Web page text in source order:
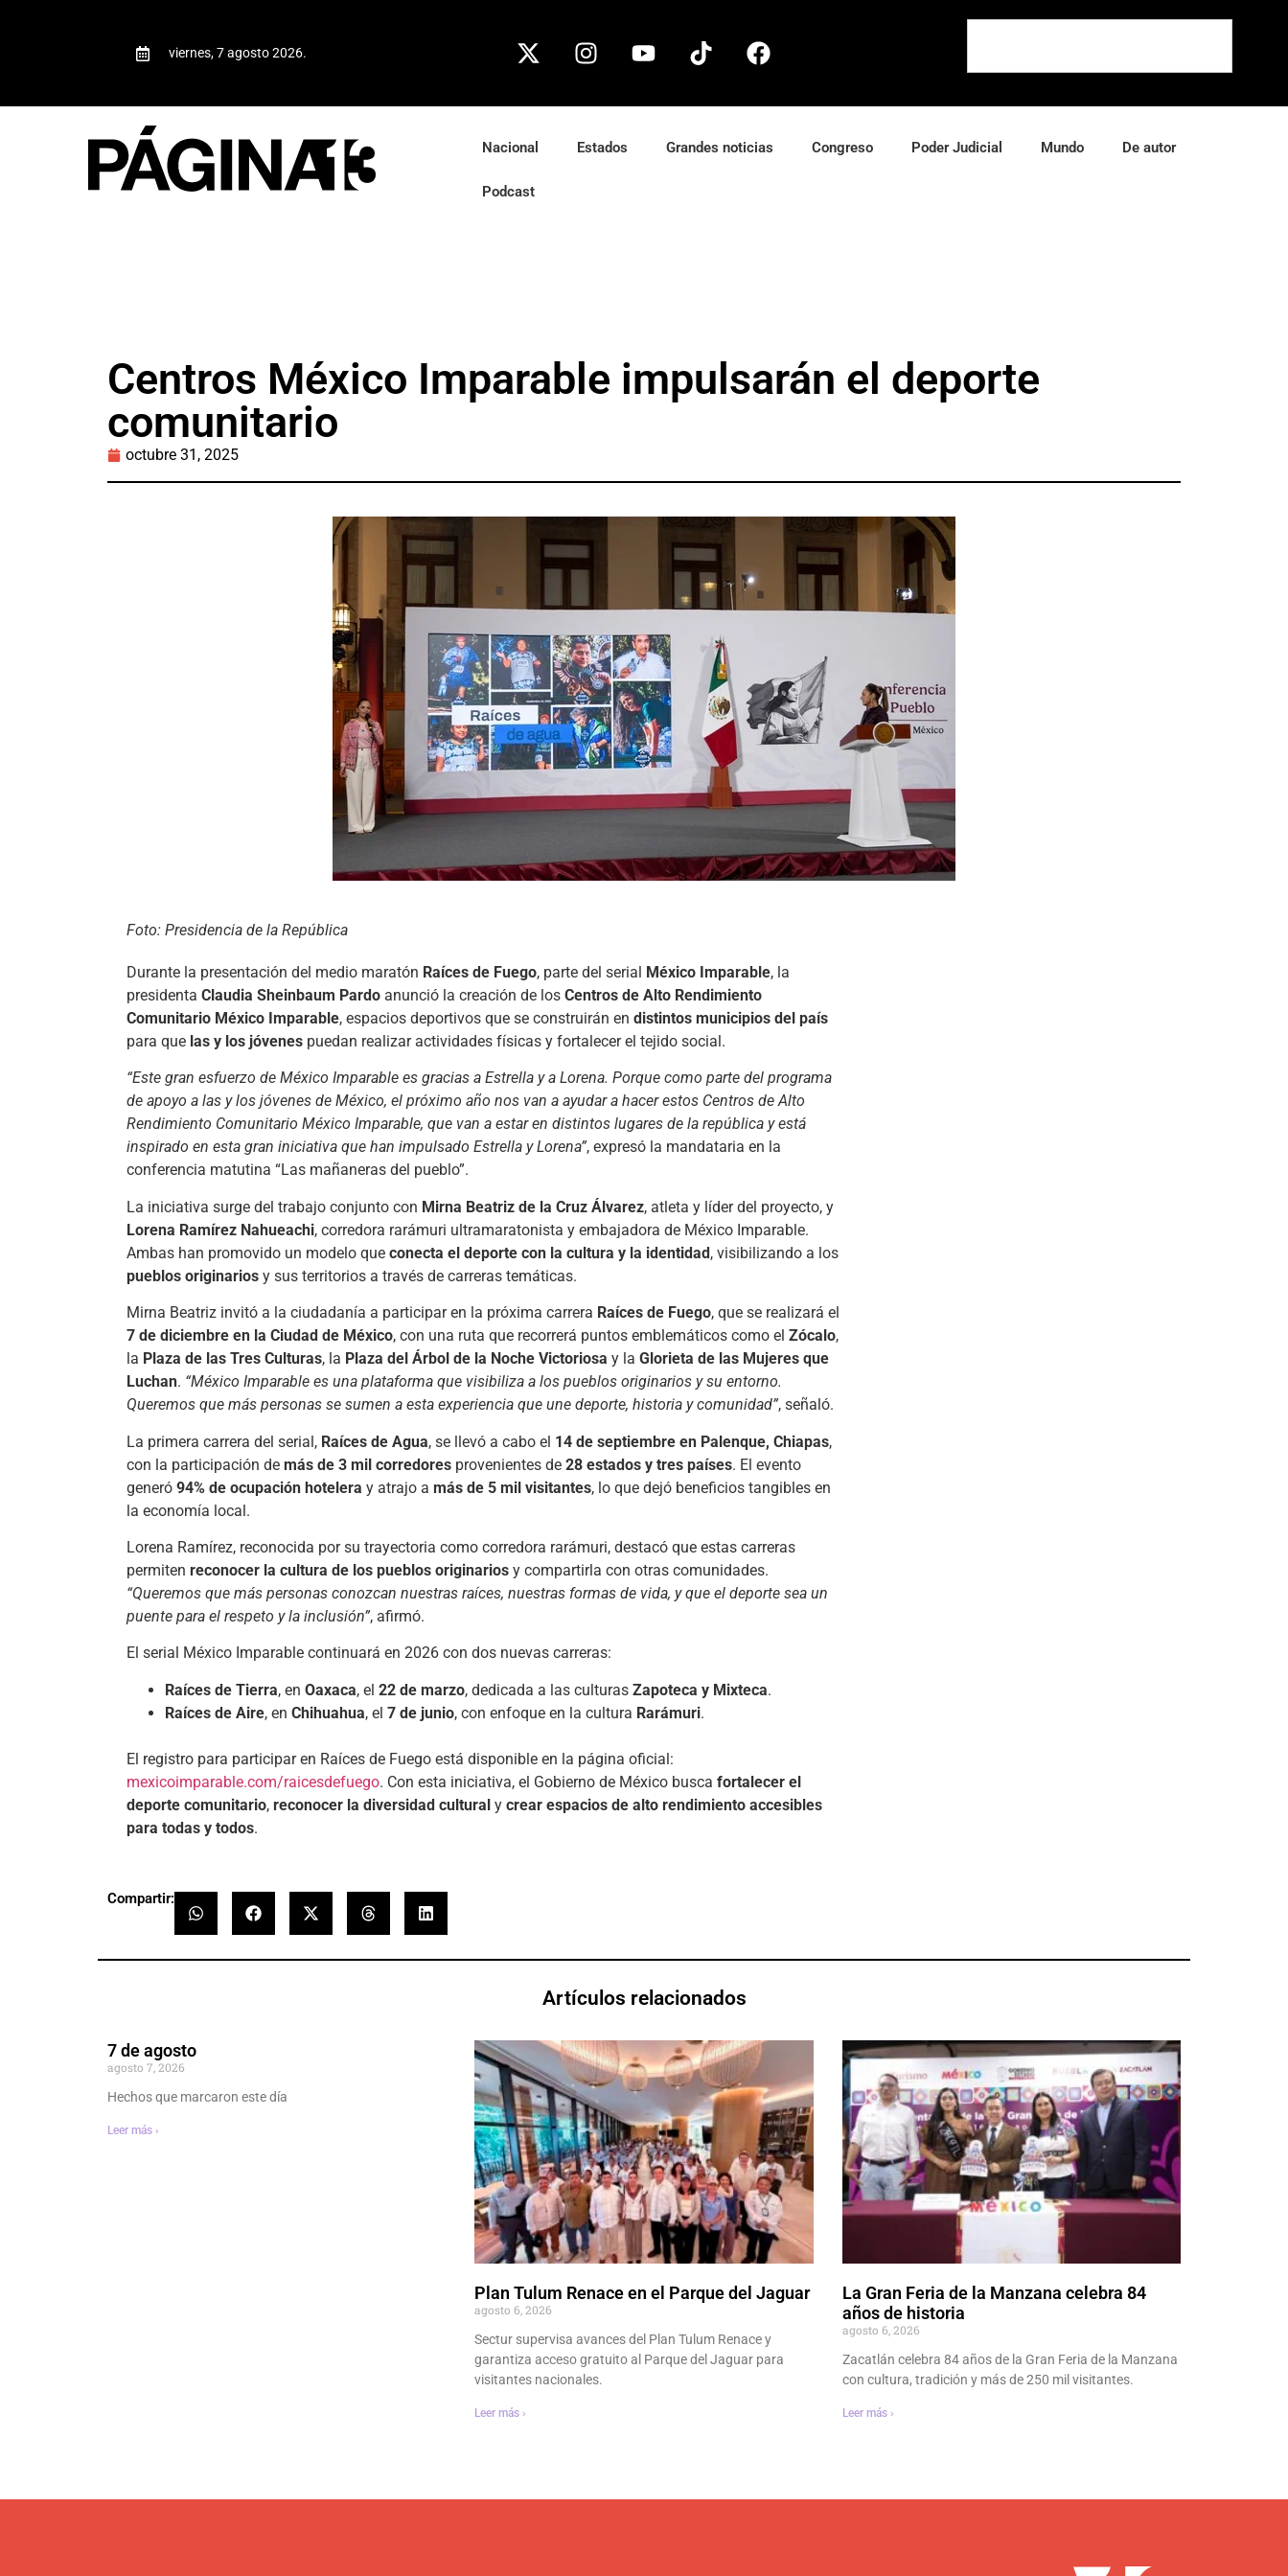
viernes, 7 agosto 2026.
Nacional Estados Grandes noticias Congreso Poder Judicial Mundo De autor
Podcast
Centros México Imparable impulsarán el deporte
comunitario
octubre 31, 2025
Foto: Presidencia de la República
Durante la presentación del medio maratón Raíces de Fuego, parte del serial México Imparable, la
presidenta Claudia Sheinbaum Pardo anunció la creación de los Centros de Alto Rendimiento
Comunitario México Imparable, espacios deportivos que se construirán en distintos municipios del país
para que las y los jóvenes puedan realizar actividades físicas y fortalecer el tejido social.
“Este gran esfuerzo de México Imparable es gracias a Estrella y a Lorena. Porque como parte del programa
de apoyo a las y los jóvenes de México, el próximo año nos van a ayudar a hacer estos Centros de Alto
Rendimiento Comunitario México Imparable, que van a estar en distintos lugares de la república y está
inspirado en esta gran iniciativa que han impulsado Estrella y Lorena”, expresó la mandataria en la
conferencia matutina “Las mañaneras del pueblo”.
La iniciativa surge del trabajo conjunto con Mirna Beatriz de la Cruz Álvarez, atleta y líder del proyecto, y
Lorena Ramírez Nahueachi, corredora rarámuri ultramaratonista y embajadora de México Imparable.
Ambas han promovido un modelo que conecta el deporte con la cultura y la identidad, visibilizando a los
pueblos originarios y sus territorios a través de carreras temáticas.
Mirna Beatriz invitó a la ciudadanía a participar en la próxima carrera Raíces de Fuego, que se realizará el
7 de diciembre en la Ciudad de México, con una ruta que recorrerá puntos emblemáticos como el Zócalo,
la Plaza de las Tres Culturas, la Plaza del Árbol de la Noche Victoriosa y la Glorieta de las Mujeres que
Luchan. “México Imparable es una plataforma que visibiliza a los pueblos originarios y su entorno.
Queremos que más personas se sumen a esta experiencia que une deporte, historia y comunidad”, señaló.
La primera carrera del serial, Raíces de Agua, se llevó a cabo el 14 de septiembre en Palenque, Chiapas,
con la participación de más de 3 mil corredores provenientes de 28 estados y tres países. El evento
generó 94% de ocupación hotelera y atrajo a más de 5 mil visitantes, lo que dejó beneficios tangibles en
la economía local.
Lorena Ramírez, reconocida por su trayectoria como corredora rarámuri, destacó que estas carreras
permiten reconocer la cultura de los pueblos originarios y compartirla con otras comunidades.
“Queremos que más personas conozcan nuestras raíces, nuestras formas de vida, y que el deporte sea un
puente para el respeto y la inclusión”, afirmó.
El serial México Imparable continuará en 2026 con dos nuevas carreras:
Raíces de Tierra, en Oaxaca, el 22 de marzo, dedicada a las culturas Zapoteca y Mixteca.
Raíces de Aire, en Chihuahua, el 7 de junio, con enfoque en la cultura Rarámuri.
El registro para participar en Raíces de Fuego está disponible en la página oficial:
mexicoimparable.com/raicesdefuego. Con esta iniciativa, el Gobierno de México busca fortalecer el
deporte comunitario, reconocer la diversidad cultural y crear espacios de alto rendimiento accesibles
para todas y todos.
Compartir:
Artículos relacionados
7 de agosto
agosto 7, 2026
Hechos que marcaron este día
Leer más ›
Plan Tulum Renace en el Parque del Jaguar
agosto 6, 2026
Sectur supervisa avances del Plan Tulum Renace y
garantiza acceso gratuito al Parque del Jaguar para
visitantes nacionales.
Leer más ›
La Gran Feria de la Manzana celebra 84
años de historia
agosto 6, 2026
Zacatlán celebra 84 años de la Gran Feria de la Manzana
con cultura, tradición y más de 250 mil visitantes.
Leer más ›